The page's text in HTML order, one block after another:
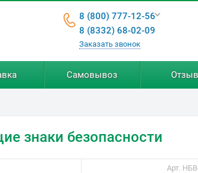
8 (800) 777-12-56
8 (8332) 68-02-09
Заказать звонок
Самовывоз
знаки безопасности
Арт.